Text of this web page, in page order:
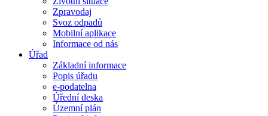
Zpravodaj
Svoz odpadů
Mobilní aplikace
Informace od nás
Úřad
Základní informace
Popis úřadu
e-podatelna
Úřední deska
Územní plán